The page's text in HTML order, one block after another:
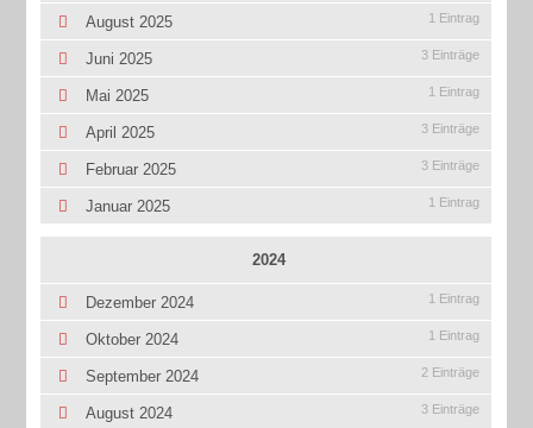
August 2025 1 Eintrag
Juni 2025 3 Einträge
Mai 2025 1 Eintrag
April 2025 3 Einträge
Februar 2025 3 Einträge
Januar 2025 1 Eintrag
2024
Dezember 2024 1 Eintrag
Oktober 2024 1 Eintrag
September 2024 2 Einträge
August 2024 3 Einträge